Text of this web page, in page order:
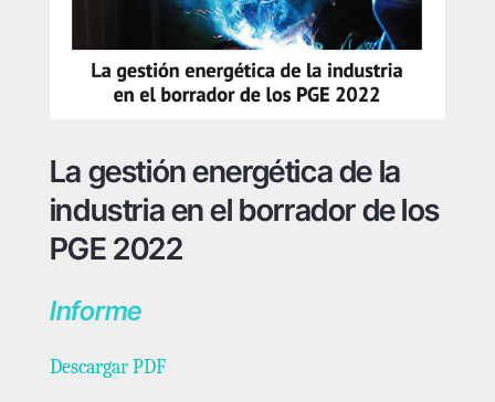
La gestión energética de la
industria en el borrador de los
PGE 2022
Informe
Descargar PDF